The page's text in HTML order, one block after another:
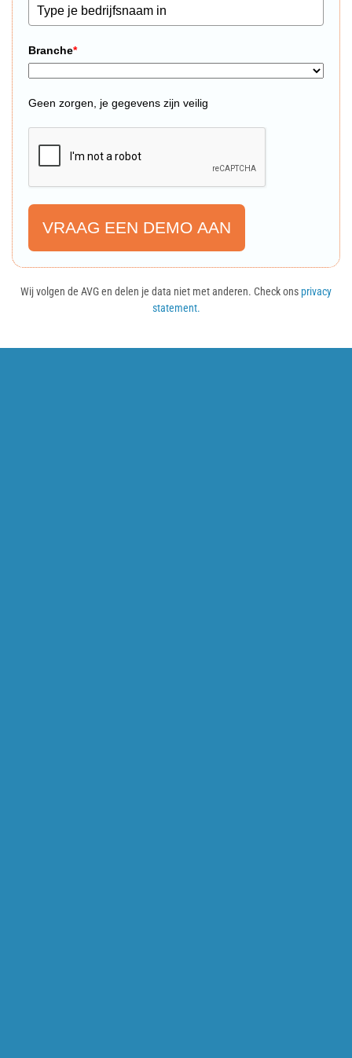
Branche*
Geen zorgen, je gegevens zijn veilig
VRAAG EEN DEMO AAN
Wij volgen de AVG en delen je data niet met anderen. Check ons privacy
statement.